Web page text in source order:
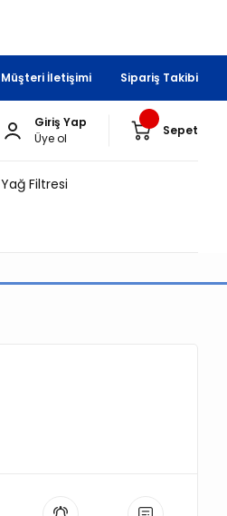
Müşteri İletişimi Sipariş Takibi
Giriş Yap
Üye ol
Sepet
Yağ Filtresi